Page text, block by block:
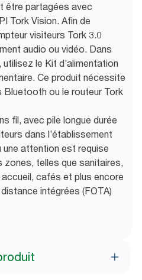
être partagées avec
Tork Vision. Afin de
visiteurs Tork 3.0
audio ou vidéo. Dans
le Kit d’alimentation
Ce produit nécessite
Bluetooth ou le routeur Tork
fil, avec pile longue durée
dans l’établissement
une attention est requise
zones, telles que sanitaires,
cafés et plus encore
intégrées (FOTA)